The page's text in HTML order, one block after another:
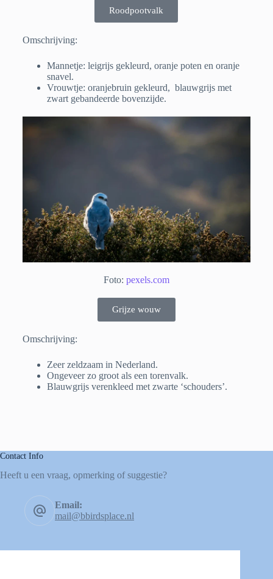
Roodpootvalk
Omschrijving:
Mannetje: leigrijs gekleurd, oranje poten en oranje
snavel.
Vrouwtje: oranjebruin gekleurd, blauwgrijs met
zwart gebandeerde bovenzijde.
Foto: pexels.com
Grijze wouw
Omschrijving:
Zeer zeldzaam in Nederland.
Ongeveer zo groot als een torenvalk.
Blauwgrijs verenkleed met zwarte ‘schouders’.
Contact Info
Heeft u een vraag, opmerking of suggestie?
Email:
mail@bbirdsplace.nl